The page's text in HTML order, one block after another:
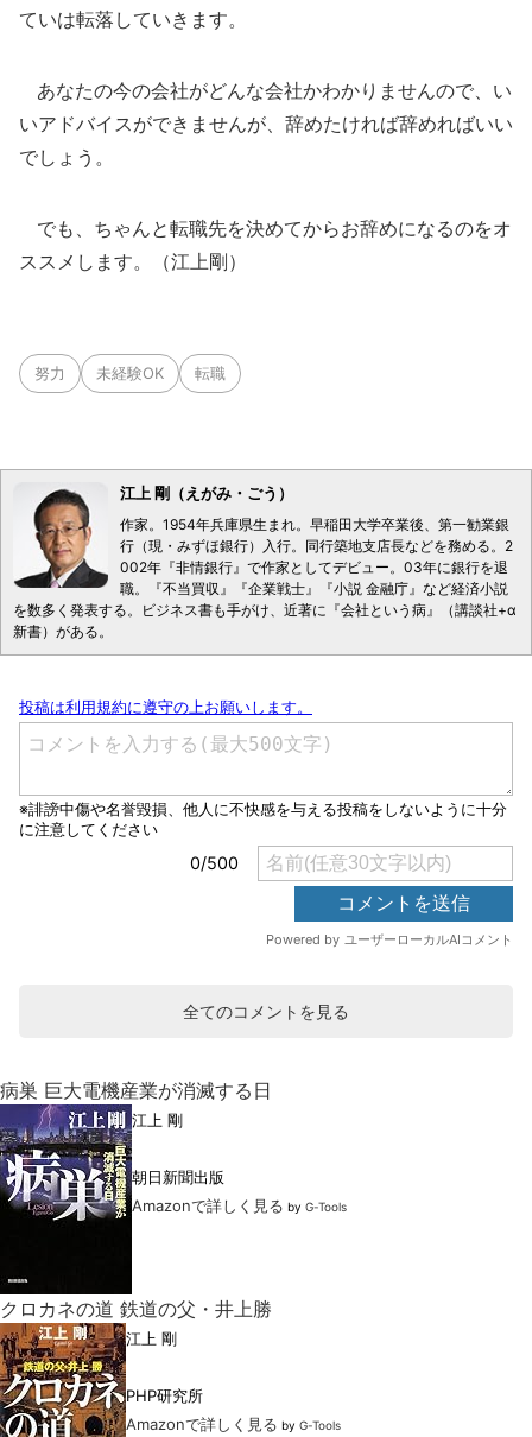
ていは転落していきます。
あなたの今の会社がどんな会社かわかりませんので、い
いアドバイスができませんが、辞めたければ辞めればいい
でしょう。
でも、ちゃんと転職先を決めてからお辞めになるのをオ
ススメします。（江上剛）
努力 未経験OK 転職
江上 剛（えがみ・ごう）
作家。1954年兵庫県生まれ。早稲田大学卒業後、第一勧業銀
行（現・みずほ銀行）入行。同行築地支店長などを務める。2
002年『非情銀行』で作家としてデビュー。03年に銀行を退
職。『不当買収』『企業戦士』『小説 金融庁』など経済小説
を数多く発表する。ビジネス書も手がけ、近著に『会社という病』（講談社+α
新書）がある。
全てのコメントを見る
病巣 巨大電機産業が消滅する日
江上 剛
朝日新聞出版
Amazonで詳しく見る by G-Tools
クロカネの道 鉄道の父・井上勝
江上 剛
PHP研究所
Amazonで詳しく見る by G-Tools